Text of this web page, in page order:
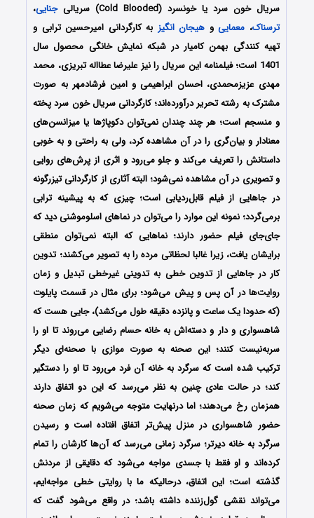
سریال خون سرد یا خونسرد (Cold Blooded) سریالی
جنایی،
ترسناک، معماییو هیجان انگیز به کارگردانی امیرحسین ترابی و
تهیه کنندگی بهمن کامیار در شبکه نمایش خانگی محصول سال
1401 است؛ فیلمنامه این سریال را نیز
علیرضا عطااله تبریزی، محمد
مهدی عزیزمحمدی، احسان ابراهیمی و امین فرشادمهر به صورت
مشترک به رشته تحریر درآورده‌‌اند؛ کارگردانی سریال خون سرد پخته
و منسجم است؛ هر چند چندان نمی‌توان دکوپاژها یا میزانسن‌های
معنادار و بیان‌گری را در آن مشاهده کرد، ولی به‌ راحتی و به‌ خوبی
داستانش را تعریف می‌کند و جلو می‌رود و اثری از پرش‌های روایی
و تصویری در آن مشاهده نمی‌شود؛ البته آثاری از کارگردانی تیزرگونه
در جاهایی از فیلم قابل‌ردیابی است؛ چیزی که به پیشینه‌ ترابی
برمی‌گردد؛ نمونه‌ این موارد را می‌توان در نماهای اسلوموشنی دید که
جای‌جای فیلم حضور دارند؛ نماهایی که البته نمی‌توان منطقی
برایشان یافت، زیرا غالبا لحظاتی مرده‌ را به تصویر می‌کشند؛ تدوین
کار در جاهایی از تدوین خطی به تدوینی غیرخطی تبدیل و زمان
روایت‌ها در آن پس و پیش می‌شود؛ برای مثال در قسمت پایلوت
(که حدودا یک ساعت و پانزده دقیقه طول می‌کشد)، جایی هست که
شاهسواری و دار و دسته‌اش به خانه‌ حسام رضایی می‌روند تا او را
سربه‌نیست کنند؛ این صحنه به صورت موازی با صحنه‌ای دیگر
ترکیب شده است که سرگرد به خانه‌ آن فرد می‌رود تا او را دستگیر
کند؛ در حالت عادی چنین به‌ نظر می‌رسد که این دو اتفاق دارند
همزمان رخ می‌دهند؛ اما درنهایت متوجه می‌شویم که زمان صحنه‌
حضور شاهسواری در منزل پیش‌تر اتفاق افتاده است و رسیدن
سرگرد به خانه دیرتر؛ سرگرد زمانی می‌رسد که آن‌ها کارشان را تمام
کرده‌اند و او فقط با جسدی مواجه می‌شود که دقایقی از مردنش
گذشته است؛ این اتفاق، درحالیکه ما با روایتی خطی مواجه‌ایم،
می‌تواند نقشی گول‌زننده داشته باشد؛ در واقع می‌شود گفت که